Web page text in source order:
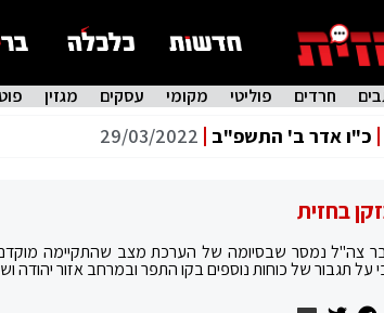
חרדים פוליטי מקומי עסקים מגזין
כ"ו אדר ב' התשפ"ב 29/03/2022
בחזית
צה"ל נמסר שבסיומה של הערכת מצב שהתקיימה
על תגבור של כוחות נוספים בקו התפר ובמרחב אזור יהודה